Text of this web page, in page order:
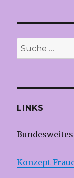
Suche
nach:
LINKS
Konzept